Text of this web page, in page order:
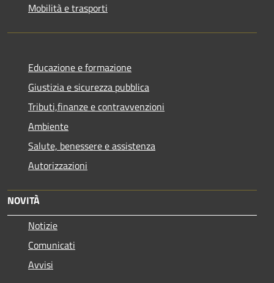
Mobilità e trasporti
Educazione e formazione
Giustizia e sicurezza pubblica
Tributi,finanze e contravvenzioni
Ambiente
Salute, benessere e assistenza
Autorizzazioni
NOVITÀ
Notizie
Comunicati
Avvisi